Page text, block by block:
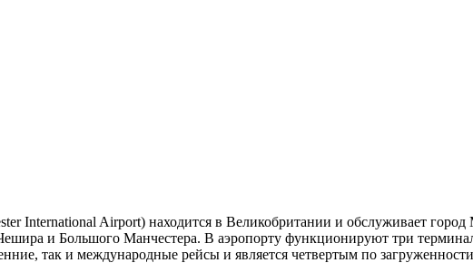
International Airport) находится в Великобритании и обслуживает
и Большого Манчестера. В аэропорту функционируют три
так и международные рейсы и является четвертым по